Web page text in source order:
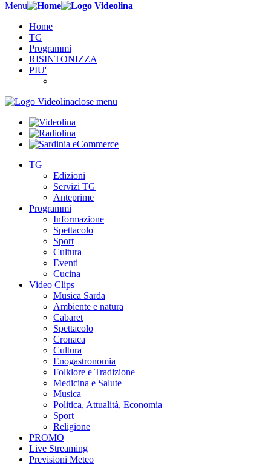
Menu
Home
TG
Programmi
RISINTONIZZA
PIU'
close menu
TG
Edizioni
Servizi TG
Anteprime
Programmi
Informazione
Spettacolo
Sport
Cultura
Eventi
Cucina
Video Clips
Musica Sarda
Ambiente e natura
Cabaret
Spettacolo
Cronaca
Cultura
Enogastronomia
Folklore e Tradizione
Medicina e Salute
Musica
Politica, Attualità, Economia
Sport
Religione
PROMO
Live Streaming
Previsioni Meteo